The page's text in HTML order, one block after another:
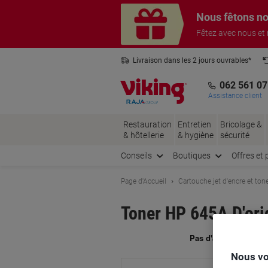
Nous fêtons
Fêtez avec nous
Livraison dans les 2 jours ouvrables*
062 561
Assistance client
Restauration
& hôtellerie
Entretien
& hygiène
Bricolage &
sécurité
Conseils Boutiques Offres et
Page d'Accueil Cartouche jet d'encre et
Toner HP 645A
Nous